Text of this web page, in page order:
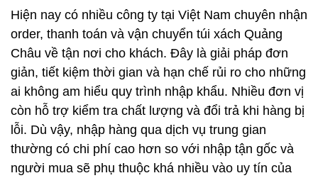
Hiện nay có nhiều công ty tại Việt Nam chuyên nhận
order, thanh toán và vận chuyển túi xách Quảng
Châu về tận nơi cho khách. Đây là giải pháp đơn
giản, tiết kiệm thời gian và hạn chế rủi ro cho những
ai không am hiểu quy trình nhập khẩu. Nhiều đơn vị
còn hỗ trợ kiểm tra chất lượng và đổi trả khi hàng bị
lỗi. Dù vậy, nhập hàng qua dịch vụ trung gian
thường có chi phí cao hơn so với nhập tận gốc và
người mua sẽ phụ thuộc khá nhiều vào uy tín của